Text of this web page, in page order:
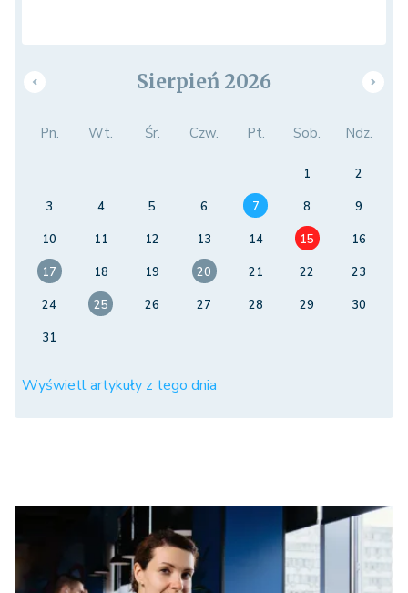
Sierpień 2026
Pn. Wt. Śr. Czw. Pt. Sob. Ndz.
1
2
3
4 5 6 7 8
9
10
11 12 13 14 15
16
17
18 19 20 21 22
23
24
25 26 27 28 29
30
31
Wyświetl artykuły z tego dnia